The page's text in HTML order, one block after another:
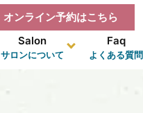
オンライン予約はこちら
Salon
サロンについて
Faq
よくある質問